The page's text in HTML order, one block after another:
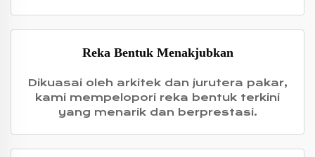
Reka Bentuk Menakjubkan
Dikuasai oleh arkitek dan jurutera pakar,
kami mempelopori reka bentuk terkini
yang menarik dan berprestasi.